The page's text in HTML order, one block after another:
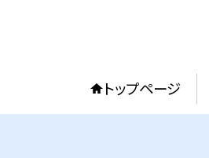
トップページ